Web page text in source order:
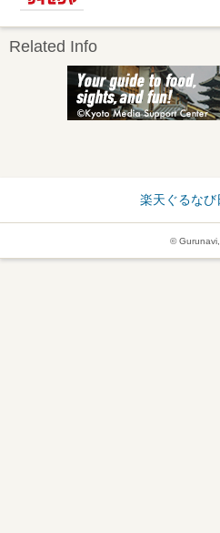
Related Info
楽天ぐるなび
© Gurunavi,